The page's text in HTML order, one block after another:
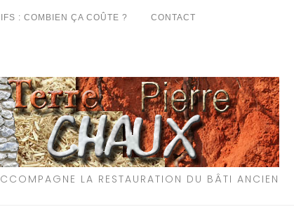
: COMBIEN ÇA COÛTE ? CONTACT
LA RESTAURATION DU BÂTI ANCIEN